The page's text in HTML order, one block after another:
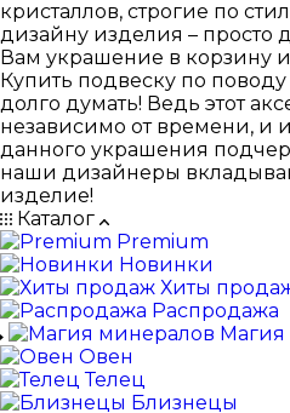
кристаллов, строгие по
дизайну изделия – просто
Вам украшение в корзину
Купить подвеску по
долго думать! Ведь этот
независимо от времени, и
данного украшения
наши дизайнеры
изделие!
Каталог
Premium
Новинки
Хиты
Распродажа
Магия
Овен
Телец
Близнецы